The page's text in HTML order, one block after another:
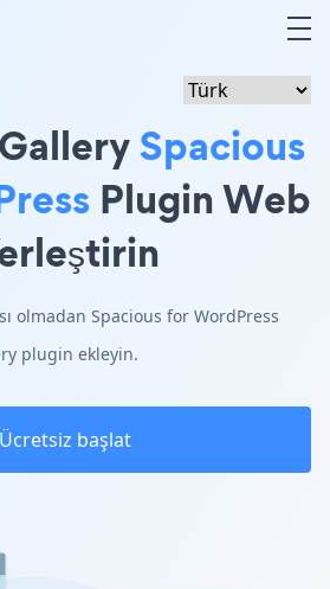
Spacious
Plugin Web
olmadan Spacious for WordPress
plugin ekleyin.
Ücretsiz başlat